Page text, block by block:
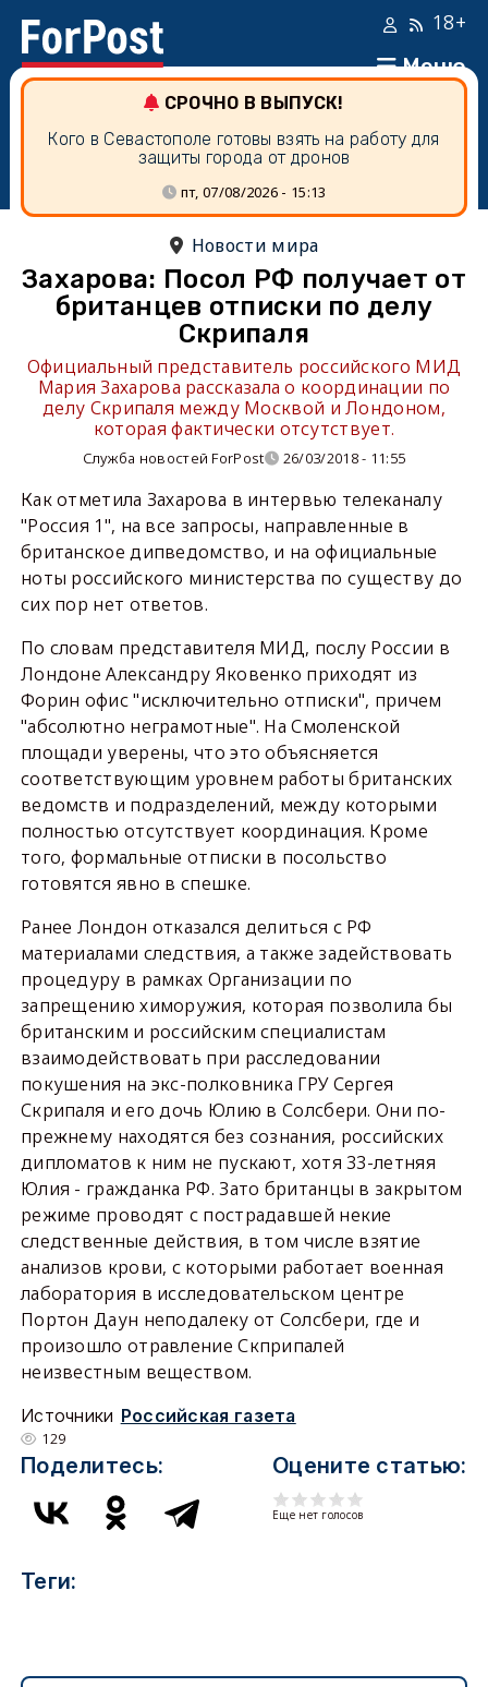
Меню
18+
СРОЧНО В ВЫПУСК!
Кого в Севастополе готовы взять на работу для
защиты города от дронов
пт, 07/08/2026 - 15:13
Новости мира
Захарова: Посол РФ получает от
британцев отписки по делу
Скрипаля
Официальный представитель российского МИД
Мария Захарова рассказала о координации по
делу Скрипаля между Москвой и Лондоном,
которая фактически отсутствует.
Служба новостей ForPost 26/03/2018 - 11:55
Как отметила Захарова в интервью телеканалу
"Россия 1", на все запросы, направленные в
британское дипведомство, и на официальные
ноты российского министерства по существу до
сих пор нет ответов.
По словам представителя МИД, послу России в
Лондоне Александру Яковенко приходят из
Форин офис "исключительно отписки", причем
"абсолютно неграмотные". На Смоленской
площади уверены, что это объясняется
соответствующим уровнем работы британских
ведомств и подразделений, между которыми
полностью отсутствует координация. Кроме
того, формальные отписки в посольство
готовятся явно в спешке.
Ранее Лондон отказался делиться с РФ
материалами следствия, а также задействовать
процедуру в рамках Организации по
запрещению химоружия, которая позволила бы
британским и российским специалистам
взаимодействовать при расследовании
покушения на экс-полковника ГРУ Сергея
Скрипаля и его дочь Юлию в Солсбери. Они по-
прежнему находятся без сознания, российских
дипломатов к ним не пускают, хотя 33-летняя
Юлия - гражданка РФ. Зато британцы в закрытом
режиме проводят с пострадавшей некие
следственные действия, в том числе взятие
анализов крови, с которыми работает военная
лаборатория в исследовательском центре
Портон Даун неподалеку от Солсбери, где и
произошло отравление Скприпалей
неизвестным веществом.
Источники Российская газета
129
Поделитесь: Оцените статью:
Еще нет голосов
Теги: